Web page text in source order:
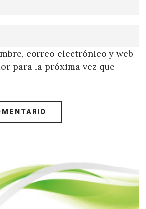
correo electrónico y web
para la próxima vez que